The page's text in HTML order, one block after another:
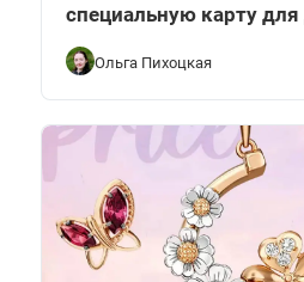
специальную карту для
Ольга Пихоцкая